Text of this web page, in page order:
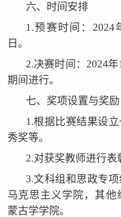
六、时间安排
1.预赛时间：2024
日。
2.决赛时间：2024
期间进行。
七、奖项设置与奖励
1.根据比赛结果设
秀奖等。
2.对获奖教师进行表
3.文科组和思政专
马克思主义学院，其他
蒙古学学院。